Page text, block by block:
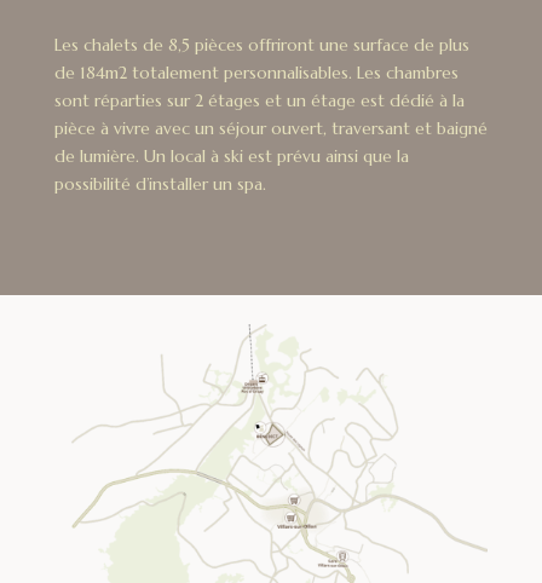
Les chalets de 8,5 pièces offriront une surface de plus
de 184m2 totalement personnalisables. Les chambres
sont réparties sur 2 étages et un étage est dédié à la
pièce à vivre avec un séjour ouvert, traversant et baigné
de lumière. Un local à ski est prévu ainsi que la
possibilité d’installer un spa.